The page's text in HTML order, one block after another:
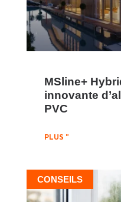
MSline+
innovante
PVC
PLUS "
CONSEILS